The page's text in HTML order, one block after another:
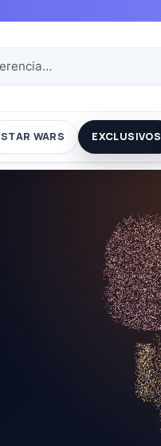
STAR WARS EXCLUSIVOS